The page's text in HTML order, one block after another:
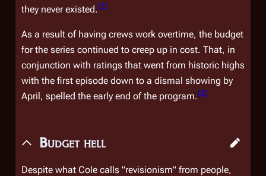
they never existed.[2]
As a result of having crews work overtime, the budget
for the series continued to creep up in cost. That, in
conjunction with ratings that went from historic highs
with the first episode down to a dismal showing by
April, spelled the early end of the program.[2]
Budget hell
Despite what Cole calls "revisionism" from people,